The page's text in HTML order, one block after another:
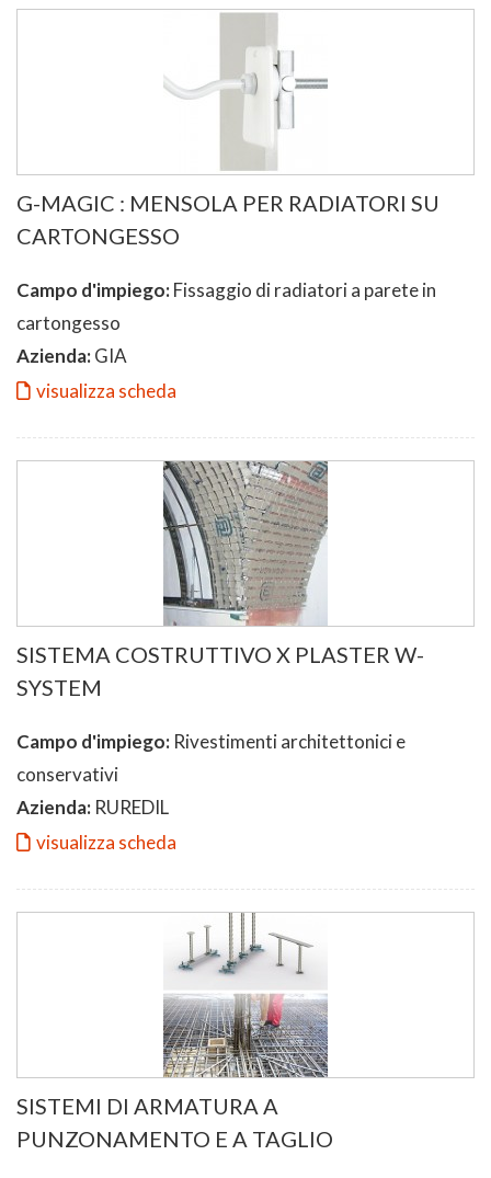
G-MAGIC : MENSOLA PER RADIATORI SU
CARTONGESSO
Campo d'impiego:Fissaggio di radiatori a parete in
cartongesso
Azienda:GIA
visualizza scheda
SISTEMA COSTRUTTIVO X PLASTER W-
SYSTEM
Campo d'impiego: Rivestimenti architettonici e
conservativi
Azienda: RUREDIL
visualizza scheda
SISTEMI DI ARMATURA A
PUNZONAMENTO E A TAGLIO